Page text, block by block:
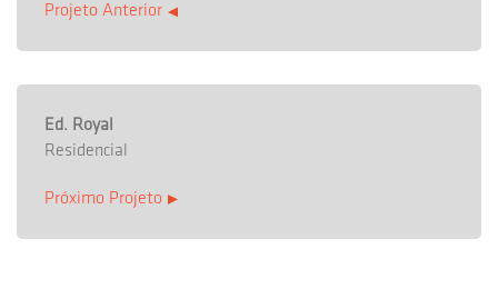
Projeto Anterior
Ed. Royal
Residencial
Próximo Projeto